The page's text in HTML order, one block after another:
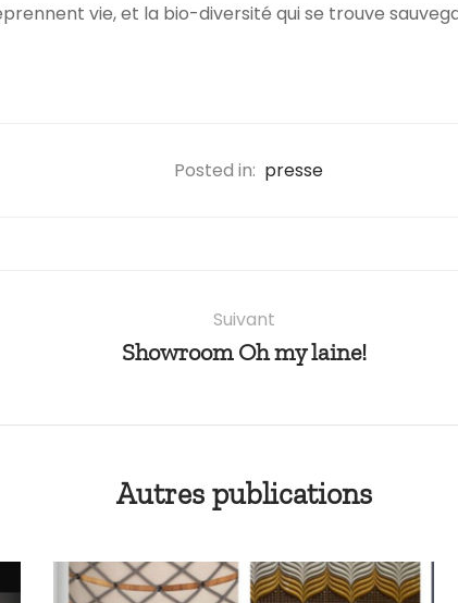
vie, et la bio-diversité qui se trouve
Posted in: presse
Suivant
Showroom Oh my laine!
Autres publications